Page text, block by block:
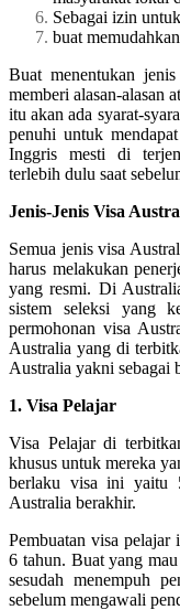
Sebagai izin
buat
Buat menentukan
memberi alasan-alasan
itu akan ada syarat-
penuhi untuk
Inggris mesti di
terlebih dulu saat
Jenis-Jenis Visa
Semua jenis visa
harus melakukan
yang resmi. Di
sistem seleksi yang
permohonan visa
Australia yang di
Australia yakni sebagai
1. Visa Pelajar
Visa Pelajar di
khusus untuk mereka
berlaku visa ini yaitu
Australia berakhir.
Pembuatan visa
6 tahun. Buat yang
sesudah menempuh
sebelum mengawali